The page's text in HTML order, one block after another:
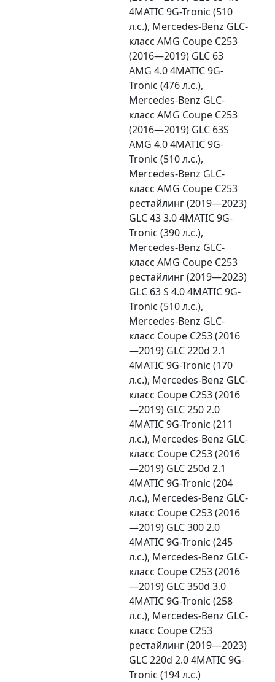
4MATIC 9G-Tronic (510
л.с.), Mercedes-Benz GLC-
класс AMG Coupe C253
(2016—2019) GLC 63
AMG 4.0 4MATIC 9G-
Tronic (476 л.с.),
Mercedes-Benz GLC-
класс AMG Coupe C253
(2016—2019) GLC 63S
AMG 4.0 4MATIC 9G-
Tronic (510 л.с.),
Mercedes-Benz GLC-
класс AMG Coupe C253
рестайлинг (2019—2023)
GLC 43 3.0 4MATIC 9G-
Tronic (390 л.с.),
Mercedes-Benz GLC-
класс AMG Coupe C253
рестайлинг (2019—2023)
GLC 63 S 4.0 4MATIC 9G-
Tronic (510 л.с.),
Mercedes-Benz GLC-
класс Coupe C253 (2016
—2019) GLC 220d 2.1
4MATIC 9G-Tronic (170
л.с.), Mercedes-Benz GLC-
класс Coupe C253 (2016
—2019) GLC 250 2.0
4MATIC 9G-Tronic (211
л.с.), Mercedes-Benz GLC-
класс Coupe C253 (2016
—2019) GLC 250d 2.1
4MATIC 9G-Tronic (204
л.с.), Mercedes-Benz GLC-
класс Coupe C253 (2016
—2019) GLC 300 2.0
4MATIC 9G-Tronic (245
л.с.), Mercedes-Benz GLC-
класс Coupe C253 (2016
—2019) GLC 350d 3.0
4MATIC 9G-Tronic (258
л.с.), Mercedes-Benz GLC-
класс Coupe C253
рестайлинг (2019—2023)
GLC 220d 2.0 4MATIC 9G-
Tronic (194 л.с.)